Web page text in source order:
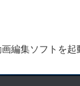
編集ソフトを